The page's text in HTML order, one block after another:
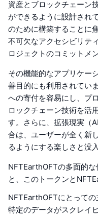
資産とブロックチェーン
ができるように設計され
のために構築することに
不可欠なアクセシビリテ
ロジェクトのコミットメ
その機能的なアプリケー
善目的にも利用されてい
への寄付を容易にし、プ
ロックチェーン技術を活
す。さらに、拡張現実（
合は、ユーザーが全く新
るようにする楽しさと没
NFTEarthOFTの多面的
と、このトークンと
NFTEarthOFTにとって
特定のデータがスクレイ